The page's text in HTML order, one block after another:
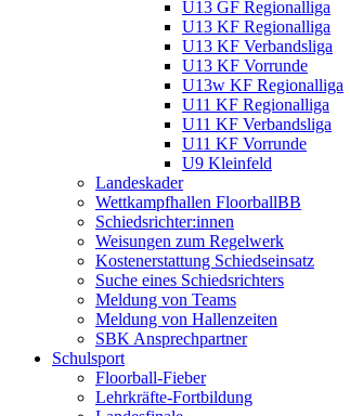
U13 GF Regionalliga
U13 KF Regionalliga
U13 KF Verbandsliga
U13 KF Vorrunde
U13w KF Regionalliga
U11 KF Regionalliga
U11 KF Verbandsliga
U11 KF Vorrunde
U9 Kleinfeld
Landeskader
Wettkampfhallen FloorballBB
Schiedsrichter:innen
Weisungen zum Regelwerk
Kostenerstattung Schiedseinsatz
Suche eines Schiedsrichters
Meldung von Teams
Meldung von Hallenzeiten
SBK Ansprechpartner
Schulsport
Floorball-Fieber
Lehrkräfte-Fortbildung